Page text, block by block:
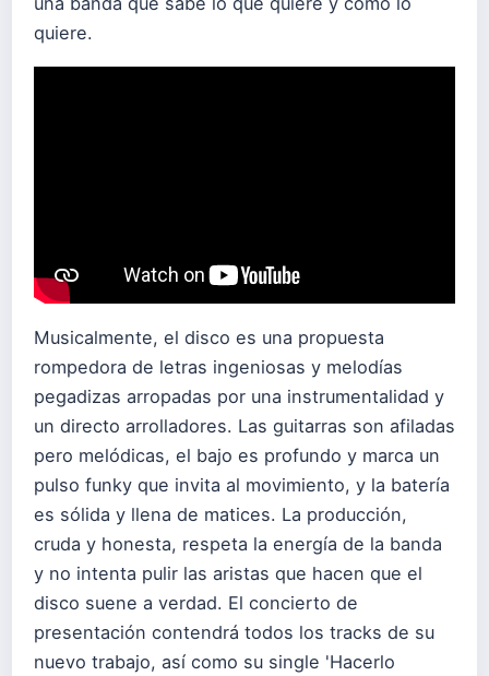
quiere.
Musicalmente, el disco es una propuesta
rompedora de letras ingeniosas y melodías
pegadizas arropadas por una instrumentalidad y
un directo arrolladores. Las guitarras son afiladas
pero melódicas, el bajo es profundo y marca un
pulso funky que invita al movimiento, y la batería
es sólida y llena de matices. La producción,
cruda y honesta, respeta la energía de la banda
y no intenta pulir las aristas que hacen que el
disco suene a verdad. El concierto de
presentación contendrá todos los tracks de su
nuevo trabajo, así como su single 'Hacerlo